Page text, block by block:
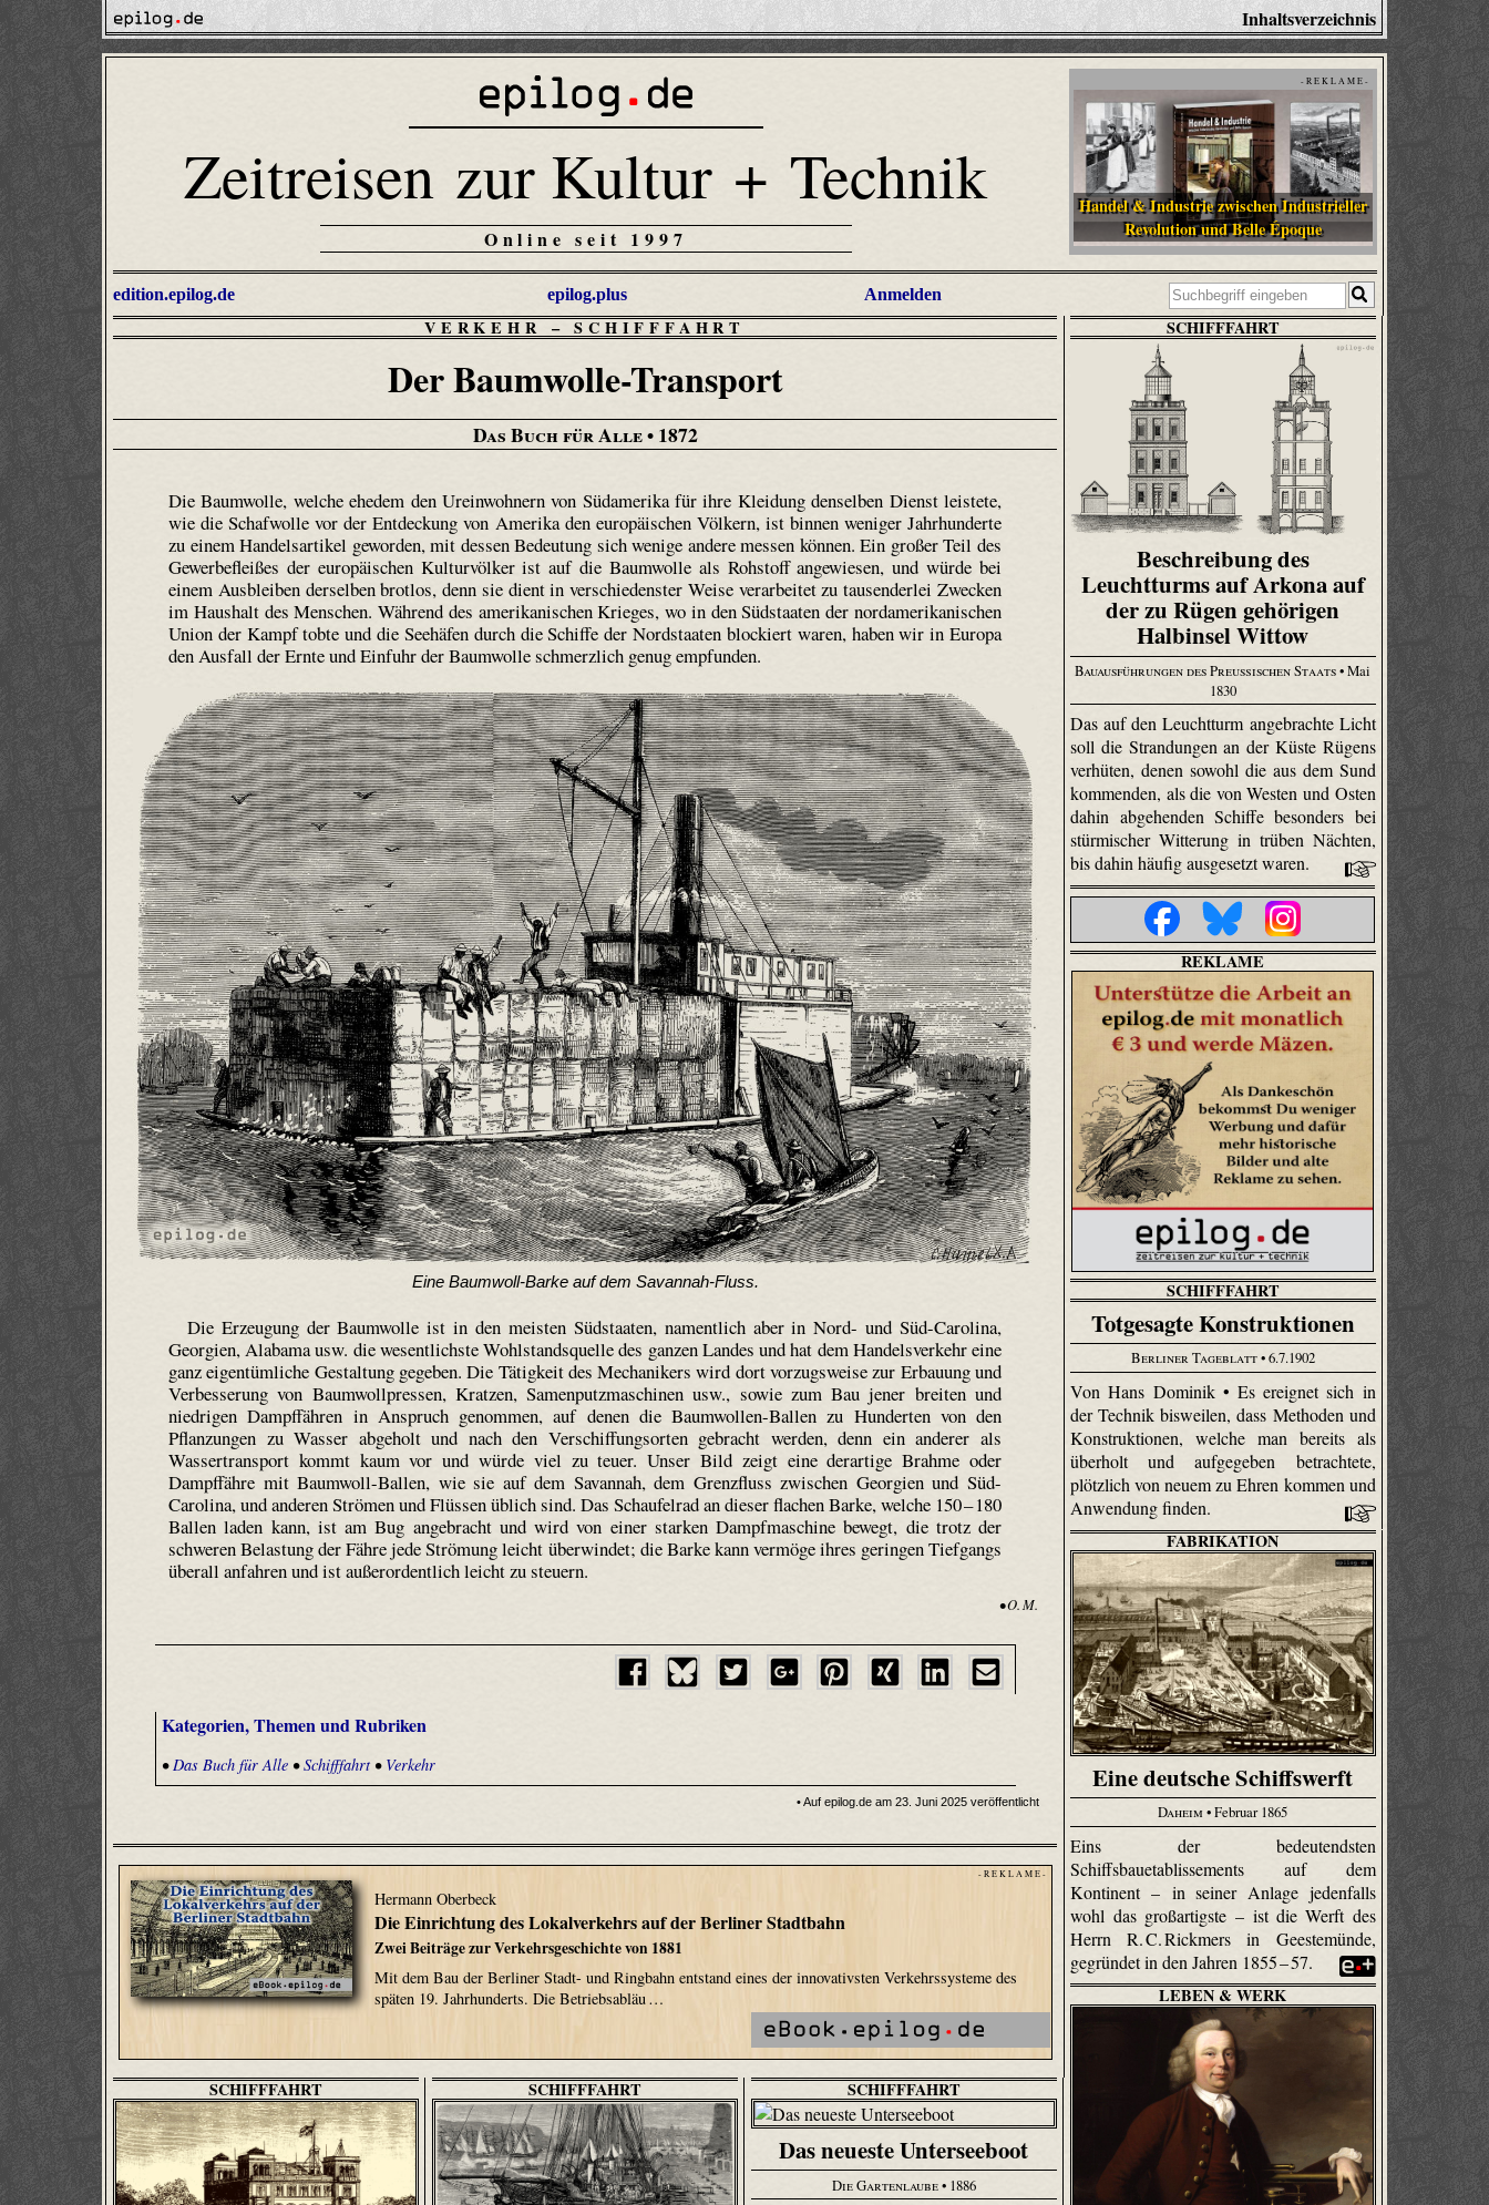
Inhaltsverzeichnis
Zeitreisen zur Kultur + Technik
Online seit 1997
- R E K L A M E -
Handel & Industrie zwischen Industrieller
Revolution und Belle Époque
edition.epilog.de epilog.plus Anmelden
VERKEHR–SCHIFFFAHRT
Der Baumwolle-Transport
Das Buch für Alle• 1872
Die Baumwolle, welche ehedem den Ureinwohnern von Südamerika für ihre Kleidung denselben Dienst leistete,
wie die Schafwolle vor der Entdeckung von Amerika den europäischen Völkern, ist binnen weniger Jahrhunderte
zu einem Handelsartikel geworden, mit dessen Bedeutung sich wenige andere messen können. Ein großer Teil des
Gewerbefleißes der europäischen Kulturvölker ist auf die Baumwolle als Rohstoff angewiesen, und würde bei
einem Ausbleiben derselben brotlos, denn sie dient in verschiedenster Weise verarbeitet zu tausenderlei Zwecken
im Haushalt des Menschen. Während des amerikanischen Krieges, wo in den Südstaaten der nordamerikanischen
Union der Kampf tobte und die Seehäfen durch die Schiffe der Nordstaaten blockiert waren, haben wir in Europa
den Ausfall der Ernte und Einfuhr der Baumwolle schmerzlich genug empfunden.
Eine Baumwoll-Barke auf dem Savannah-Fluss.
Die Erzeugung der Baumwolle ist in den meisten Südstaaten, namentlich aber in Nord- und Süd-Carolina,
Georgien, Alabama usw. die wesentlichste Wohlstands­quelle des ganzen Landes und hat dem Handelsverkehr eine
ganz eigentümliche Gestaltung gegeben. Die Tätigkeit des Mechanikers wird dort vorzugsweise zur Erbauung und
Verbesserung von Baumwollpressen, Kratzen, Samenputzmaschinen usw., sowie zum Bau jener breiten und
niedrigen Dampffähren in Anspruch genommen, auf denen die Baumwollen-Ballen zu Hunderten von den
Pflanzungen zu Wasser abgeholt und nach den Verschiffungs­orten gebracht werden, denn ein anderer als
Wassertransport kommt kaum vor und würde viel zu teuer. Unser Bild zeigt eine derartige Brahme oder
Dampffähre mit Baumwoll-Ballen, wie sie auf dem Savannah, dem Grenzfluss zwischen Georgien und Süd-
Carolina, und anderen Strömen und Flüssen üblich sind. Das Schaufelrad an dieser flachen Barke, welche 150 – 180
Ballen laden kann, ist am Bug angebracht und wird von einer starken Dampfmaschine bewegt, die trotz der
schweren Belastung der Fähre jede Strömung leicht überwindet; die Barke kann vermöge ihres geringen Tiefgangs
überall anfahren und ist außerordentlich leicht zu steuern.
• O. M.
Kategorien, Themen und Rubriken
• Das Buch für Alle •Schifffahrt• Verkehr
• Auf epilog.de am 23. Juni 2025 veröffentlicht
- R E K L A M E -
Hermann Oberbeck
Die Einrichtung des Lokalverkehrs auf der Berliner Stadtbahn
Zwei Beiträge zur Verkehrsgeschichte von 1881
Mit dem Bau der Berliner Stadt- und Ringbahn entstand eines der innovativsten Verkehrssysteme des
späten 19. Jahrhunderts. Die Betriebsabläu …
SCHIFFFAHRT
Beschreibung des
Leuchtturms auf Arkona auf
der zu Rügen gehörigen
Halbinsel Wittow
Bauausführungen des Preußischen Staats• Mai
1830
Das auf den Leuchtturm angebrachte Licht
soll die Strandungen an der Küste Rügens
verhüten, denen sowohl die aus dem Sund
kommenden, als die von Westen und Osten
dahin abgehenden Schiffe besonders bei
stürmischer Witterung in trüben Nächten,
bis dahin häufig ausgesetzt waren.
REKLAME
SCHIFFFAHRT
Totgesagte Konstruktionen
Berliner Tageblatt• 6.7.1902
Von Hans Dominik • Es ereignet sich in
der Technik bisweilen, dass Methoden und
Konstruktionen, welche man bereits als
überholt und aufgegeben betrachtete,
plötzlich von neuem zu Ehren kommen und
Anwendung finden.
FABRIKATION
Eine deutsche Schiffswerft
Daheim• Februar 1865
Eins der bedeutendsten
Schiffsbauetablissements auf dem
Kontinent – in seiner Anlage jedenfalls
wohl das großartigste – ist die Werft des
Herrn R. C. Rickmers in Geestemünde,
gegründet in den Jahren 1855 – 57.
LEBEN & WERK
SCHIFFFAHRT SCHIFFFAHRT SCHIFFFAHRT
Das neueste Unterseeboot
Die Gartenlaube• 1886